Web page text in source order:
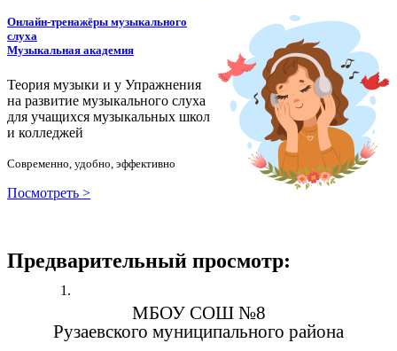
Онлайн-тренажёры музыкального
слуха
Музыкальная академия
Теория музыки и у Упражнения
на развитие музыкального слуха
для учащихся музыкальных школ
и колледжей
Современно, удобно, эффективно
Посмотреть >
Предварительный просмотр:
МБОУ СОШ №8
Рузаевского муниципального района